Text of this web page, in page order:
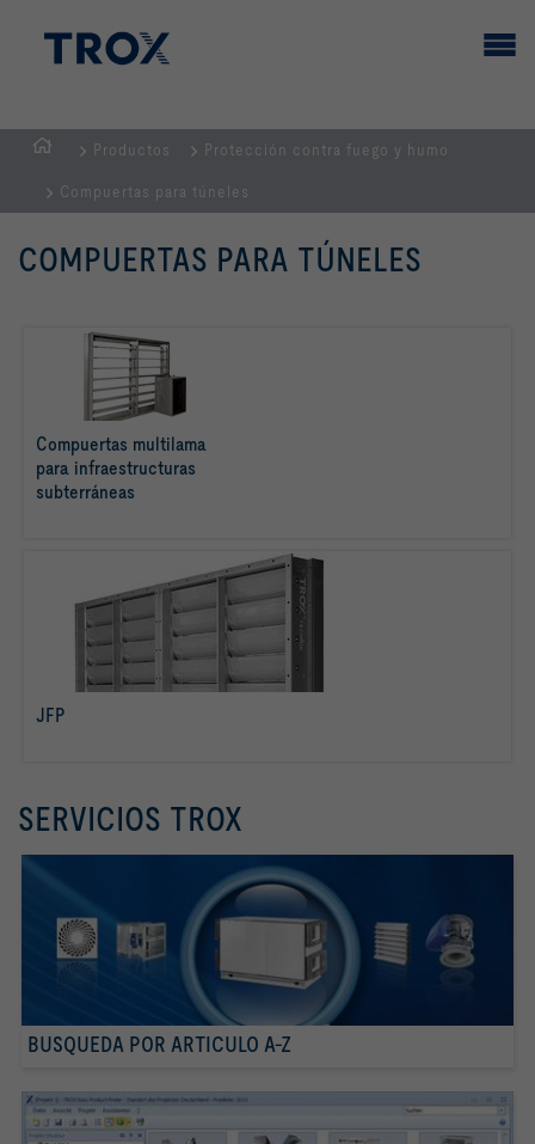
PRINCIPAL
Productos Protección contra fuego y humo
Compuertas para túneles
COMPUERTAS PARA TÚNELES
Compuertas multilama
para infraestructuras
subterráneas
JFP
SERVICIOS TROX
BUSQUEDA POR ARTICULO A-Z